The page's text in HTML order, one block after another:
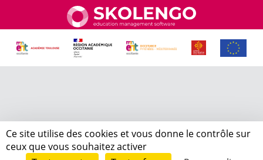
Ce site utilise des cookies et vous donne le contrôle sur
ceux que vous souhaitez activer